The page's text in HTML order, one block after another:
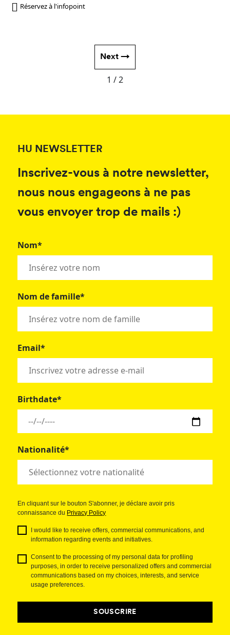
Réservez à l'infopoint
Next →
1 / 2
HU NEWSLETTER
Inscrivez-vous à notre newsletter,
nous nous engageons à ne pas
vous envoyer trop de mails :)
Nom*
Nom de famille*
Email*
Birthdate*
Nationalité*
En cliquant sur le bouton S'abonner, je déclare avoir pris
connaissance du Privacy Policy
I would like to receive offers, commercial communications, and
information regarding events and initiatives.
Consent to the processing of my personal data for profiling
purposes, in order to receive personalized offers and commercial
communications based on my choices, interests, and service
usage preferences.
SOUSCRIRE